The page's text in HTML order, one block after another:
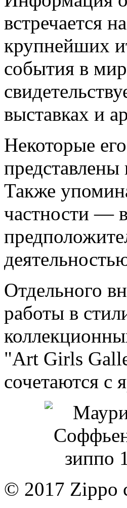
встречается
крупнейших
события в
выставках и
Некоторые
Также
частности —
Отдельного
работы в
"Art Girls
сочетаются с
© 2017 Zippo